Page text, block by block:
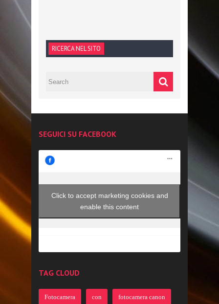
RICERCA NEL SITO
SEGUICI SU FACEBOOK
Click to accept marketing cookies and
enable this content
TAG CLOUD
Fotocamera con fotocamera canon